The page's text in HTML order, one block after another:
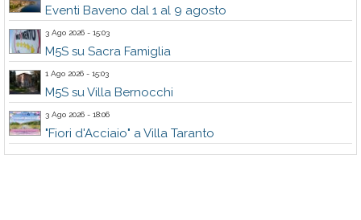
Eventi Baveno dal 1 al 9 agosto
3 Ago 2026 - 15:03
M5S su Sacra Famiglia
1 Ago 2026 - 15:03
M5S su Villa Bernocchi
3 Ago 2026 - 18:06
"Fiori d'Acciaio" a Villa Taranto